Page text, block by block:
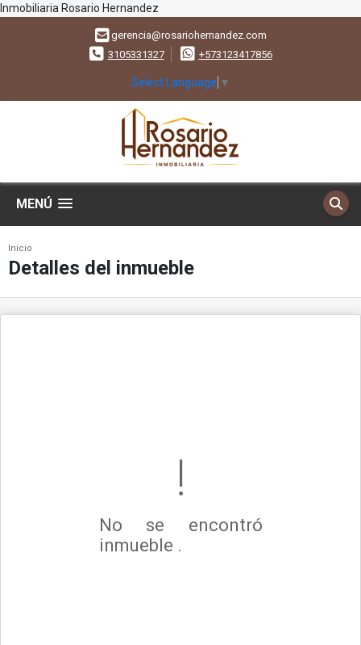
Inmobiliaria Rosario Hernandez
gerencia@rosariohernandez.com
3105331327
+573123417856
Select Language ▼
MENÚ
Inicio
Detalles del inmueble
No se encontró
inmueble .